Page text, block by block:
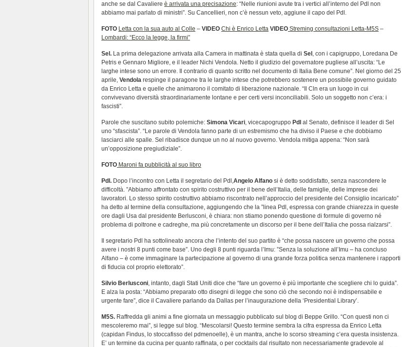
anche se dal Cavaliere è arrivata una precisazione: “Nelle riunioni avute tra i vertici all’interno del Pdl non
abbiamo mai parlato di ministri”. Su Cancellieri, non c’è nessun veto, aggiune il capo del Pdl.
FOTO Letta con la sua auto al Colle – VIDEO Chi è Enrico Letta VIDEO Streming consultazioni Letta-M5S –
Lombardi: “Ecco la legge, la firmi”
Sel. La prima delegazione arrivata alla Camera in mattinata è stata quella di Sel , con i capigruppo, Loredana De
Petris e Gennaro Migliore, e il leader Nichi Vendola. Netto il giudizio del governatore pugliese all’uscita: “Le
larghe intese sono un errore. Il contrario di quanto scritto nel documento di Italia Bene comune”. Nel giorno del 25
aprile, Vendola respinge il paragone tra le larghe intese che potrebbero sostenere un possibile governo guidato
da Enrico Letta e quelle che animarono il comitato di liberazione nazionale. “Il Cln era un luogo in cui
convivevano diversità straordinariamente lontane e per certi versi inconciliabili. Solo un soggetto non c’era: i
fascisti”.
Parole che suscitano subito polemiche: Simona Vicari, vicecapogruppo Pdl al Senato, definisce il leader di Sel
uno “sfascista”. “Le parole di Vendola fanno parte di un estremismo che ha diviso il Paese e che dobbiamo
lasciarci alle spalle. Sel ribadisce dunque un no al nuovo governo. Vendola mitiga appena: “Non sarà
un’opposizione pregiudiziale”.
FOTO Maroni fa pubblicità al suo libro
Pdl. Dopo l’incontro con Letta il segretario del Pdl,Angelo Alfano si è detto soddisfatto, senza nascondere le
difficoltà. ”Abbiamo affrontato con spirito costruttivo per il bene dell’Italia, delle famiglie, delle imprese dei
lavoratori. Lo stesso spirito costruttivo abbiamo riscontrato nell’approccio del presidente del Consiglio incaricato”
ha detto al termine della consultazione, aggiungendo che la ”linea Pdl, espressa con grande chiarezza in queste
ore dagli Usa dal presidente Berlusconi, è chiara: non stiamo ponendo questione di formule di governo né
problema di poltrone e cadreghe, ma più concretamente un discorso per il bene dell’Italia che possa rialzarsi”.
Il segretario Pdl ha sottolineato ancora che l’intento del suo partito è “che possa nascere un governo che possa
avere i nostri 8 punti come base”. Uno degli 8 punti riguarda l’Imu: ”Senza la soluzione all’Imu – ha concluso
Alfano – è come immaginare la partecipazione al governo di una grande forza politica senza mantenere i rapporti
di fiducia col proprio elettorato”.
Silvio Berlusconi, intanto, dagli Stati Uniti dice che “fare un governo è più importante che scegliere chi lo guida”.
E alza la posta: “Abbiamo preparato otto disegni di legge che sono ciò che secondo noi è indispensabile e
urgente fare”, dice il Cavaliere parlando da Dallas per l’inaugurazione della ‘Presidential Library’.
M5S. Raffredda gli animi a fine giornata un messaggio pubblicato sul blog di Beppe Grillo. “Con questi non ci
mescoleremo mai”, si legge sul blog. “Mescolarsi! Questo termine sembra la cifra espressa da Enrico Letta
(capidan Findus, lo stoccafisso del pdmenoelle), è un mantra, anche lo scorso streaming c’era questa insistenza.
E’ un termine da cucina per quanto raffinata, o per cocktails dal risultato non necessariamente gradevole al